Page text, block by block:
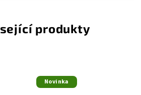
produkty
Novinka